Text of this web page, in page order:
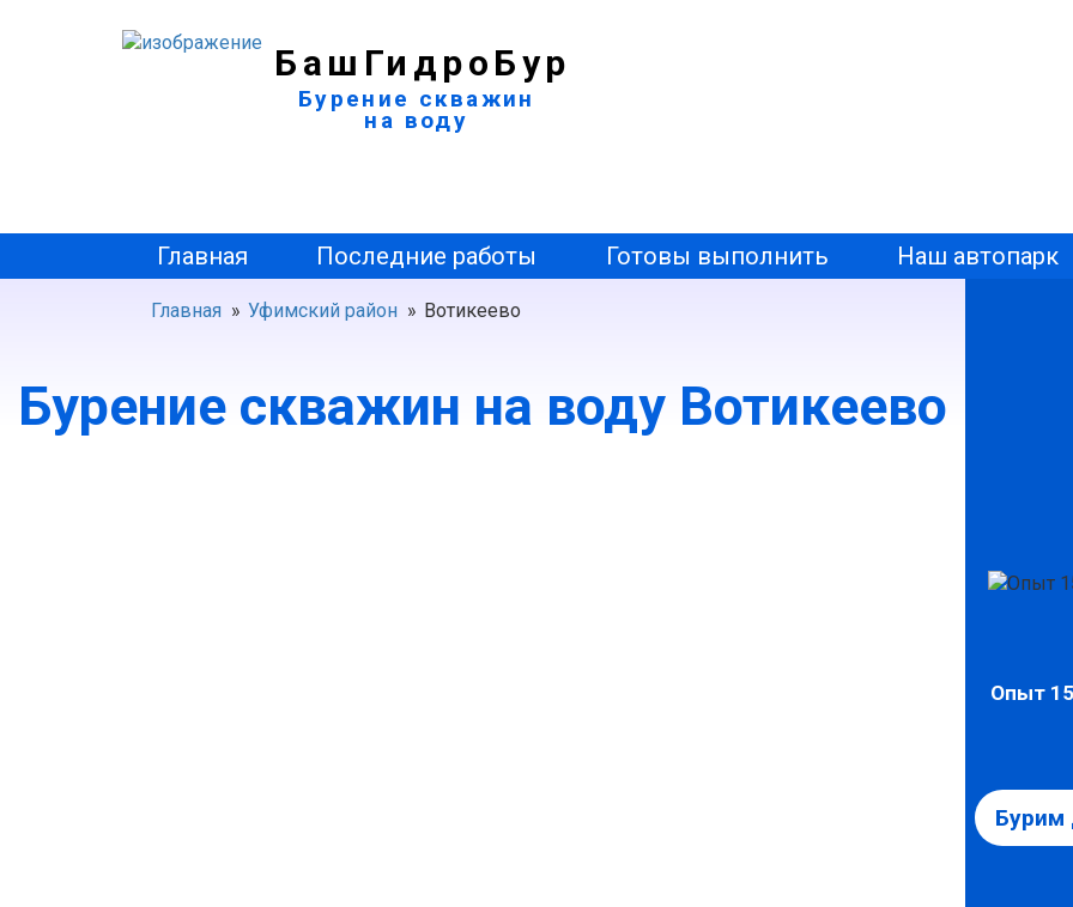
БашГидроБур
Бурение скважин
на воду
Главная Последние работы Готовы выполнить Наш автопарк
Главная » Уфимский район » Вотикеево
Бурение скважин на воду Вотикеево
Опыт
Бурим